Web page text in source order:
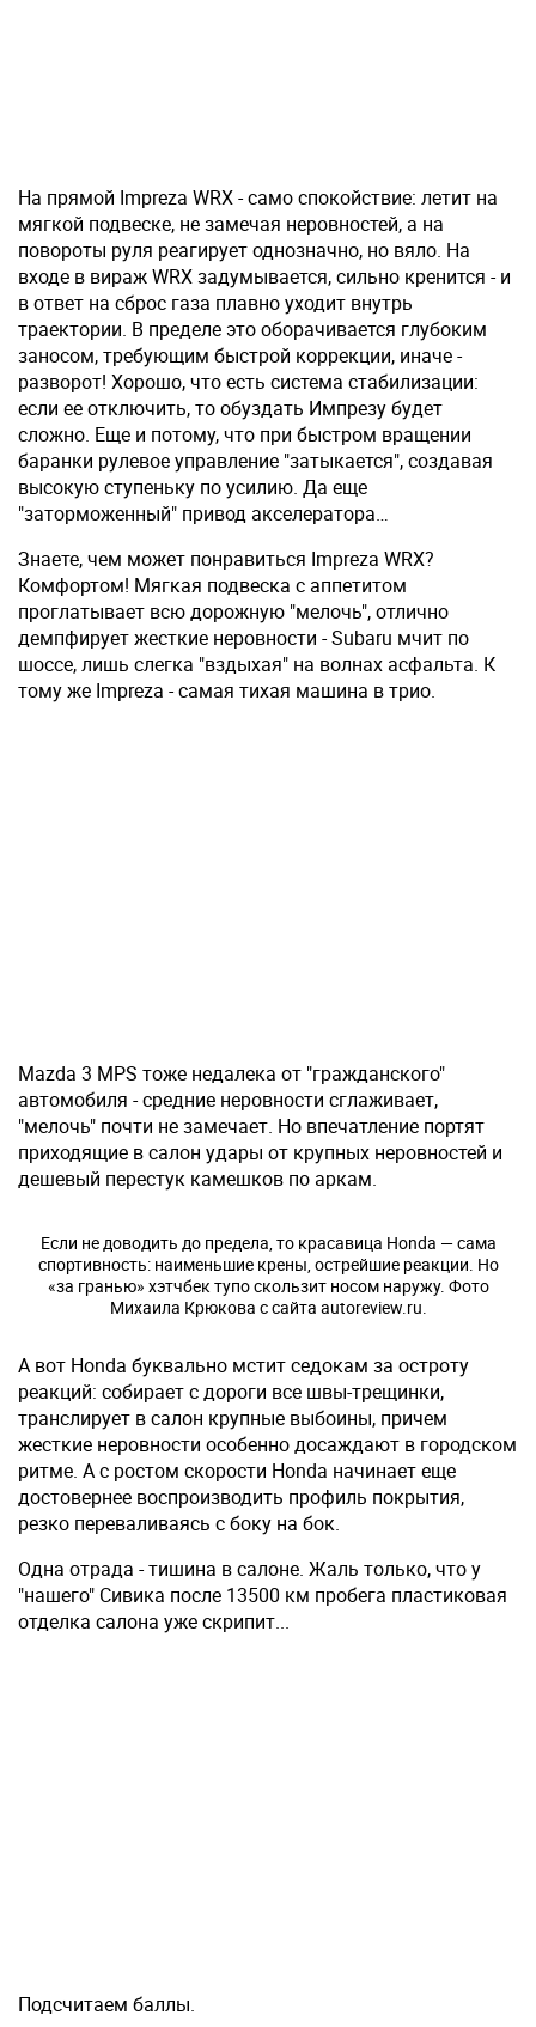
На прямой Impreza WRX - само спокойствие: летит на
мягкой подвеске, не замечая неровностей, а на
повороты руля реагирует однозначно, но вяло. На
входе в вираж WRX задумывается, сильно кренится - и
в ответ на сброс газа плавно уходит внутрь
траектории. В пределе это оборачивается глубоким
заносом, требующим быстрой коррекции, иначе -
разворот! Хорошо, что есть система стабилизации:
если ее отключить, то обуздать Импрезу будет
сложно. Еще и потому, что при быстром вращении
баранки рулевое управление "затыкается", создавая
высокую ступеньку по усилию. Да еще
"заторможенный" привод акселератора…
Знаете, чем может понравиться Impreza WRX?
Комфортом! Мягкая подвеска с аппетитом
проглатывает всю дорожную "мелочь", отлично
демпфирует жесткие неровности - Subaru мчит по
шоссе, лишь слегка "вздыхая" на волнах асфальта. К
тому же Impreza - самая тихая машина в трио.
Mazda 3 MPS тоже недалека от "гражданского"
автомобиля - средние неровности сглаживает,
"мелочь" почти не замечает. Но впечатление портят
приходящие в салон удары от крупных неровностей и
дешевый перестук камешков по аркам.
Если не доводить до предела, то красавица Honda — сама
спортивность: наименьшие крены, острейшие реакции. Но
«за гранью» хэтчбек тупо скользит носом наружу. Фото
Михаила Крюкова с сайта autoreview.ru.
А вот Honda буквально мстит седокам за остроту
реакций: собирает с дороги все швы-трещинки,
транслирует в салон крупные выбоины, причем
жесткие неровности особенно досаждают в городском
ритме. А с ростом скорости Honda начинает еще
достовернее воспроизводить профиль покрытия,
резко переваливаясь с боку на бок.
Одна отрада - тишина в салоне. Жаль только, что у
"нашего" Сивика после 13500 км пробега пластиковая
отдел­ка салона уже скрипит...
Подсчитаем баллы.